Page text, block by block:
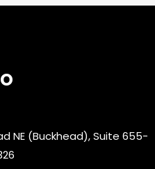
NE (Buckhead), Suite 655-